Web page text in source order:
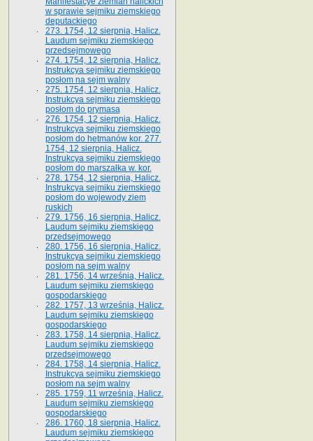
w sprawie sejmiku ziemskiego
deputackiego
273. 1754, 12 sierpnia, Halicz.
Laudum sejmiku ziemskiego
przedsejmowego
274. 1754, 12 sierpnia, Halicz.
Instrukcya sejmiku ziemskiego
posłom na sejm walny
275. 1754, 12 sierpnia, Halicz.
Instrukcya sejmiku ziemskiego
posłom do prymasa
276. 1754, 12 sierpnia, Halicz.
Instrukcya sejmiku ziemskiego
posłom do hetmanów kor. 277.
1754, 12 sierpnia, Halicz.
Instrukcya sejmiku ziemskiego
posłom do marszałka w. kor.
278. 1754, 12 sierpnia, Halicz.
Instrukcya sejmiku ziemskiego
posłom do wojewody ziem
ruskich
279. 1756, 16 sierpnia, Halicz.
Laudum sejmiku ziemskiego
przedsejmowego
280. 1756, 16 sierpnia, Halicz.
Instrukcya sejmiku ziemskiego
posłom na sejm walny
281. 1756, 14 września, Halicz.
Laudum sejmiku ziemskiego
gospodarskiego
282. 1757, 13 września, Halicz.
Laudum sejmiku ziemskiego
gospodarskiego
283. 1758, 14 sierpnia, Halicz.
Laudum sejmiku ziemskiego
przedsejmowego
284. 1758, 14 sierpnia, Halicz.
Instrukcya sejmiku ziemskiego
posłom na sejm walny
285. 1759, 11 września, Halicz.
Laudum sejmiku ziemskiego
gospodarskiego
286. 1760, 18 sierpnia, Halicz.
Laudum sejmiku ziemskiego